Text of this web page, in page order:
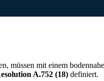
müssen mit einem
A.752 (18) definiert.